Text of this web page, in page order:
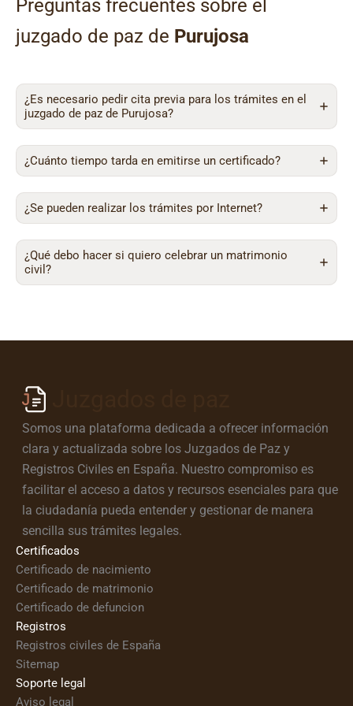
Preguntas frecuentes sobre el
juzgado de paz de Purujosa
¿Es necesario pedir cita previa para los trámites en el
juzgado de paz de Purujosa?
¿Cuánto tiempo tarda en emitirse un certificado?
¿Se pueden realizar los trámites por Internet?
¿Qué debo hacer si quiero celebrar un matrimonio
civil?
Somos una plataforma dedicada a ofrecer información
clara y actualizada sobre los Juzgados de Paz y
Registros Civiles en España. Nuestro compromiso es
facilitar el acceso a datos y recursos esenciales para que
la ciudadanía pueda entender y gestionar de manera
sencilla sus trámites legales.
Certificados
Certificado de nacimiento
Certificado de matrimonio
Certificado de defuncion
Registros
Registros civiles de España
Sitemap
Soporte legal
Aviso legal